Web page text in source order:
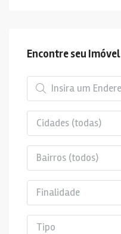
Encontre seu Imóvel
Cidades (todas)
Bairros (todos)
Finalidade
Tipo